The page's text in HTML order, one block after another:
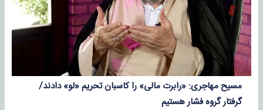
مسیح مهاجری: «رابرت مالی» را کاسبان تحریم «لو» دادند/
گرفتار گروه فشار هستیم